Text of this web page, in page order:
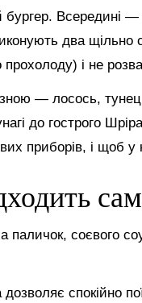
Всередині —
два
прохолоду) і не
— лосось,
до гострого
приборів, і щоб
паличок, соєвого
спокійно